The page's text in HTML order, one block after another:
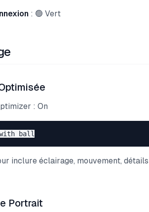
: 🟢 Vert
: On
inclure éclairage, mouvement, détails
Portrait